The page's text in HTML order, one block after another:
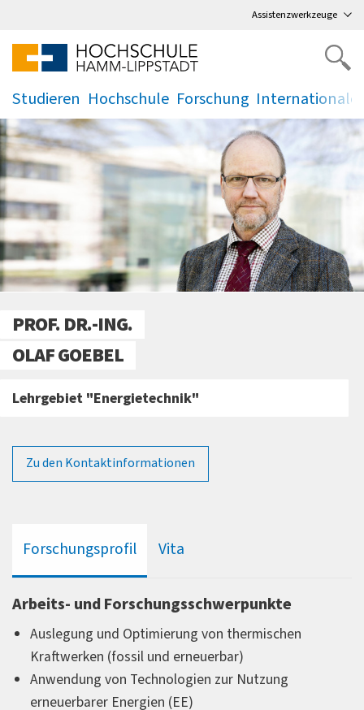
Assistenzwerkzeuge
Studieren Hochschule
.
Forschung
.
PROF. DR.-ING.
OLAF GOEBEL
Lehrgebiet "Energietechnik"
Zu den Kontaktinformationen
Forschungsprofil Vita
Arbeits- und Forschungsschwerpunkte
Auslegung und Optimierung von thermischen
Kraftwerken (fossil und erneuerbar)
Anwendung von Technologien zur Nutzung
erneuerbarer Energien (EE)